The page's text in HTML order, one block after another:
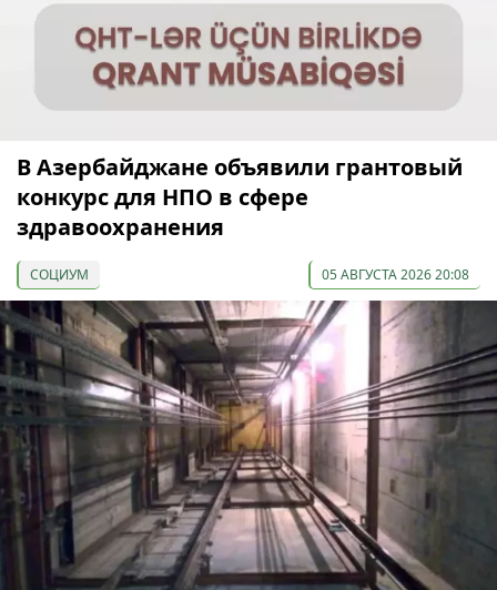
В Азербайджане объявили грантовый
конкурс для НПО в сфере
здравоохранения
СОЦИУМ 05 АВГУСТА 2026 20:08